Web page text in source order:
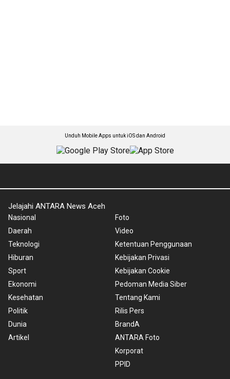
Unduh Mobile Apps untuk iOS dan Android
Jelajahi ANTARA News Aceh
Nasional
Daerah
Teknologi
Hiburan
Sport
Ekonomi
Kesehatan
Politik
Dunia
Artikel
Foto
Video
Ketentuan Penggunaan
Kebijakan Privasi
Kebijakan Cookie
Pedoman Media Siber
Tentang Kami
Rilis Pers
BrandA
ANTARA Foto
Korporat
PPID